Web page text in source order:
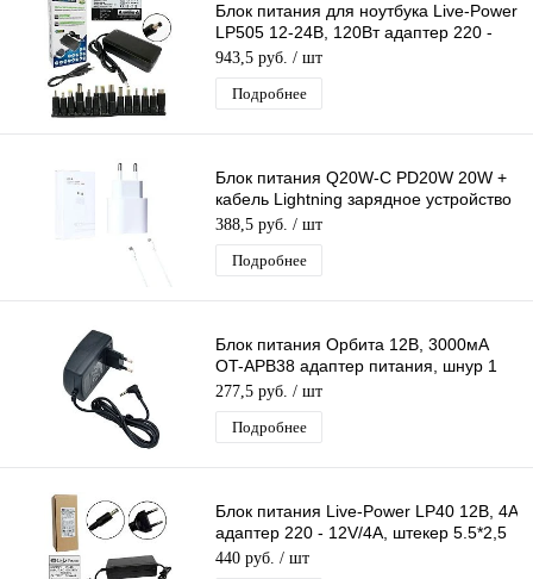
Блок питания для ноутбука Live-Power
LP505 12-24В, 120Вт адаптер 220 -
12V-24V/120W, + 14 насадок
943,5 руб. / шт
Подробнее
Блок питания Q20W-C PD20W 20W +
кабель Lightning зарядное устройство
с USB-C портом
388,5 руб. / шт
Подробнее
Блок питания Орбита 12В, 3000мА
OT-APB38 адаптер питания, шнур 1
м, штекер 3,5*1,35 мм
277,5 руб. / шт
Подробнее
Блок питания Live-Power LP40 12В, 4A
адаптер 220 - 12V/4A, штекер 5.5*2,5
мм
440 руб. / шт